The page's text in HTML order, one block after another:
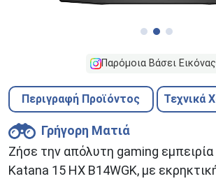
Παρόμοια Βάσει Εικόνας
Περιγραφή Προϊόντος Τεχνικά
Γρήγορη Ματιά
Ζήσε την απόλυτη gaming εμπειρία
Katana 15 HX B14WGK, με